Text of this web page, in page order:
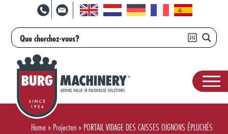
Home» Projecten» PORTAIL VIDAGE DES CAISSES OIGNONS ÉPLUCHÉS